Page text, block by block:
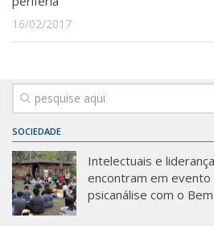
16/02/2017
SOCIEDADE
Intelectuais e
encontram em evento
psicanálise com o